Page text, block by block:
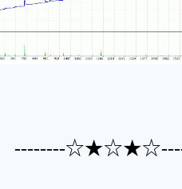
--------